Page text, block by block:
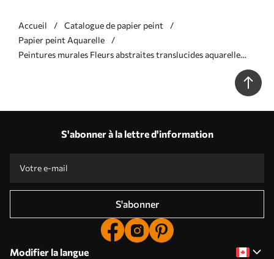
Accueil
Catalogue de papier peint
Papier peint Aquarelle
Peintures murales Fleurs abstraites translucides aquarelle
S'abonner à la lettre d'information
S'abonner
Modifier la langue